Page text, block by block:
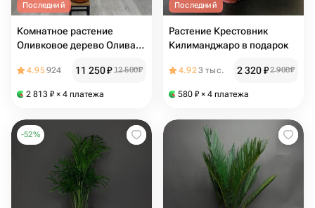
Последний
Комнатное растение
Оливковое дерево Олива
горшке d21cm высота 115
4.95924 11 250₽ 12 500₽
2 813 ₽ × 4 платежа
Последний
Растение Крестовник
Килиманджаро в подарок
4.923 тыс. 2 320₽2 900₽
580 ₽ × 4 платежа
-52%